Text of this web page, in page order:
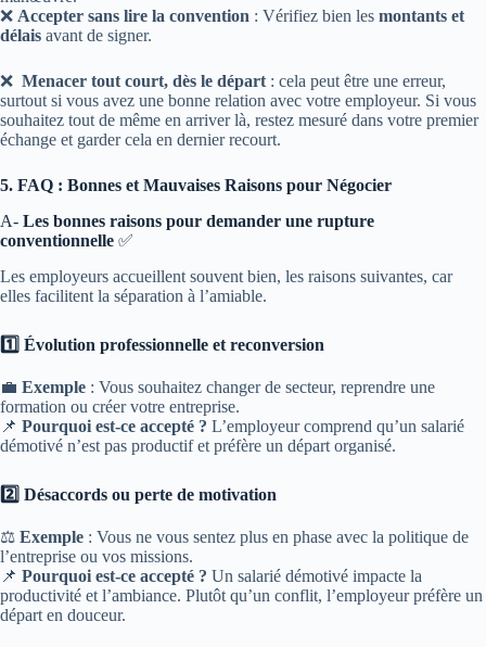
❌ Accepter sans lire la convention : Vérifiez bien les montants et
délais avant de signer.
❌ Menacer tout court, dès le départ : cela peut être une erreur,
surtout si vous avez une bonne relation avec votre employeur. Si vous
souhaitez tout de même en arriver là, restez mesuré dans votre premier
échange et garder cela en dernier recourt.
5. FAQ : Bonnes et Mauvaises Raisons pour Négocier
A- Les bonnes raisons pour demander une rupture
conventionnelle ✅
Les employeurs accueillent souvent bien, les raisons suivantes, car
elles facilitent la séparation à l’amiable.
1️⃣ Évolution professionnelle et reconversion
💼 Exemple : Vous souhaitez changer de secteur, reprendre une
formation ou créer votre entreprise.
📌 Pourquoi est-ce accepté ? L’employeur comprend qu’un salarié
démotivé n’est pas productif et préfère un départ organisé.
2️⃣ Désaccords ou perte de motivation
⚖️ Exemple : Vous ne vous sentez plus en phase avec la politique de
l’entreprise ou vos missions.
📌 Pourquoi est-ce accepté ? Un salarié démotivé impacte la
productivité et l’ambiance. Plutôt qu’un conflit, l’employeur préfère un
départ en douceur.